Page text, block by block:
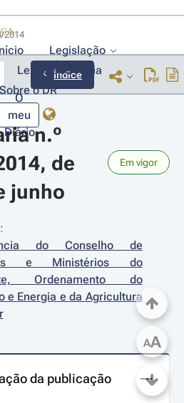
Legislação
Lexionário
Lia
o DR
O
meu
Diário
Índice
n.º
de
junho
Em vigor
do Conselho de
e Ministérios do
Ordenamento do
e Energia e da Agricultura
da publicação
AA